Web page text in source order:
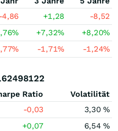
4,86 +1,28
-8,52
% +7,32% +8,20%
% -1,71% -1,24%
Ratio
Volatilität
-0,03
3,30 %
+0,07
6,54 %